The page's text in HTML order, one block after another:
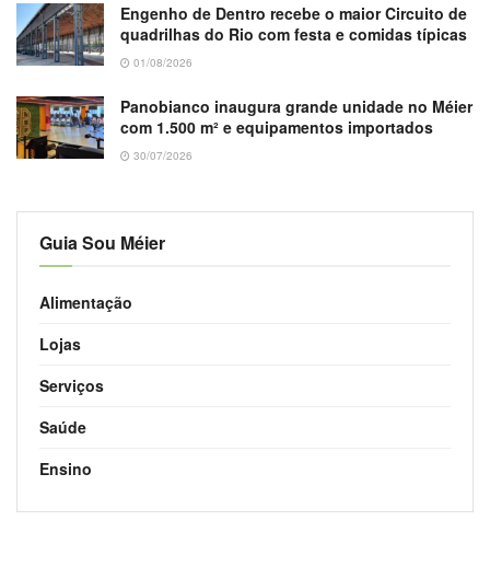
Engenho de Dentro recebe o maior Circuito de
quadrilhas do Rio com festa e comidas típicas
01/08/2026
Panobianco inaugura grande unidade no Méier
com 1.500 m² e equipamentos importados
30/07/2026
Guia Sou Méier
Alimentação
Lojas
Serviços
Saúde
Ensino